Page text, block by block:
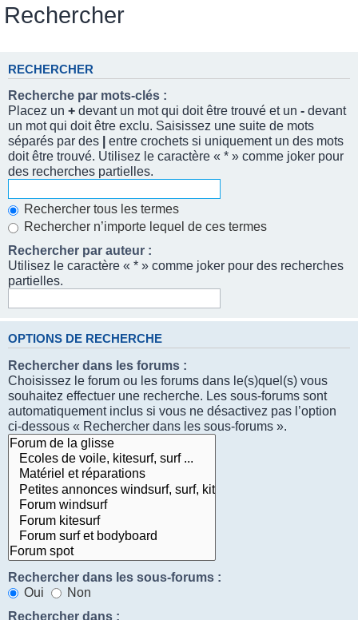
Rechercher
RECHERCHER
Recherche par mots-clés :
Placez un + devant un mot qui doit être trouvé et un - devant
un mot qui doit être exclu. Saisissez une suite de mots
séparés par des
entre crochets si uniquement un des mots
doit être trouvé. Utilisez le caractère « * » comme joker pour
des recherches partielles.
Rechercher tous les termes
Rechercher n’importe lequel de ces termes
Rechercher par auteur :
Utilisez le caractère « * » comme joker pour des recherches
partielles.
OPTIONS DE RECHERCHE
Rechercher dans les forums :
Choisissez le forum ou les forums dans le(s)quel(s) vous
souhaitez effectuer une recherche. Les sous-forums sont
automatiquement inclus si vous ne désactivez pas l’option
ci-dessous « Rechercher dans les sous-forums ».
Rechercher dans les sous-forums :
Oui
Non
Rechercher dans :